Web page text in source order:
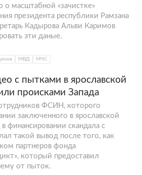
масштабной «зачистке»
президента республики Рамзана
Кадырова Альви Каримов
эти даные.
МВД МЧС
с пытками в ярославской
происками Запада
ФСИН, которого
заключенного в ярославской
финансировании скандала с
такой вывод после того, как
партнеров фонда
который предоставил
от пыток.